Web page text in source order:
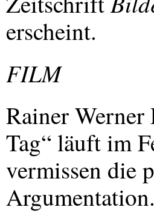
erscheint.
FILM
Rainer Werner
Tag“ läuft im
vermissen die
Argumentation.